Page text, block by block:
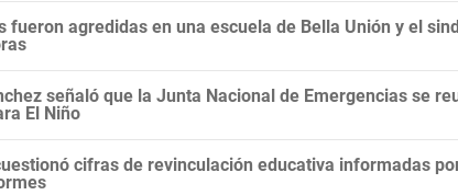
fueron agredidas en una escuela de Bella Unión y el
señaló que la Junta Nacional de Emergencias se
El Niño
cifras de revinculación educativa informadas